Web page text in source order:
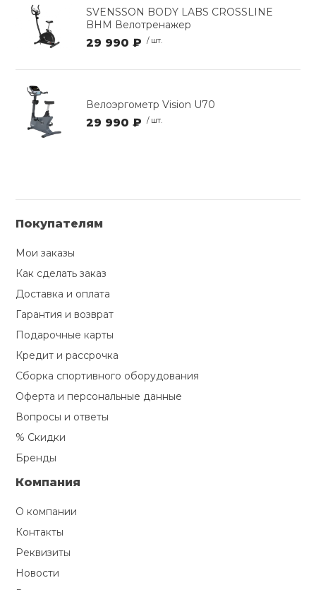
SVENSSON BODY LABS CROSSLINE
BHM Велотренажер
29 990 ₽ / шт.
Велоэргометр Vision U70
29 990 ₽ / шт.
Покупателям
Мои заказы
Как сделать заказ
Доставка и оплата
Гарантия и возврат
Подарочные карты
Кредит и рассрочка
Сборка спортивного оборудования
Оферта и персональные данные
Вопросы и ответы
% Скидки
Бренды
Компания
О компании
Контакты
Реквизиты
Новости